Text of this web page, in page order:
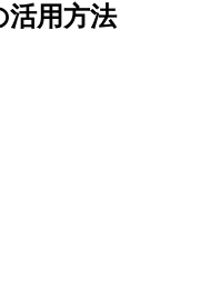
活用方法